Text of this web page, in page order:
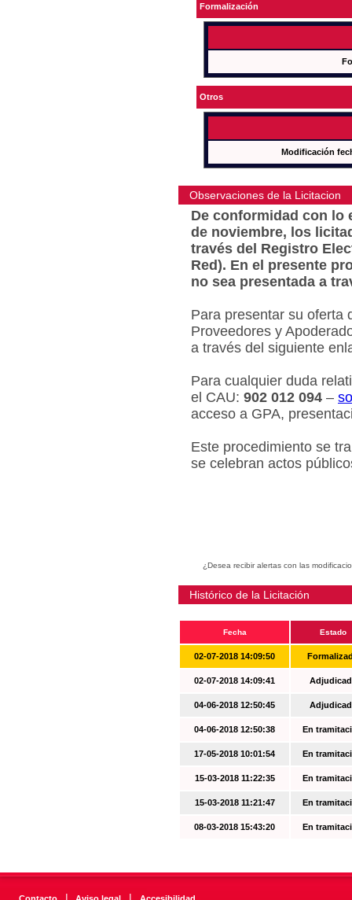
Formalización
Otros
Modificación
Observaciones de la Licitacion
De conformidad con lo
de noviembre, los
través del Registro
Red). En el presente
no sea presentada a
Para presentar su oferta
Proveedores y
a través del siguiente
Para cualquier duda
el CAU: 902 012 094 –
acceso a GPA,
Este procedimiento se
se celebran actos
¿Desea recibir alertas con las
Histórico de la Licitación
Fecha Estado
02-07-2018 14:09:50
02-07-2018 14:09:41
04-06-2018 12:50:45
04-06-2018 12:50:38 En
17-05-2018 10:01:54 En
15-03-2018 11:22:35 En
15-03-2018 11:21:47 En
08-03-2018 15:43:20 En